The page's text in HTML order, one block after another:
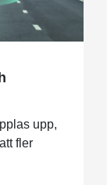
upp,
fler